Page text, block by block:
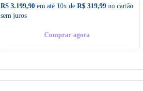
R$ 3.199,90 em até 10x de R$ 319,99 no cartão
sem juros
Comprar agora